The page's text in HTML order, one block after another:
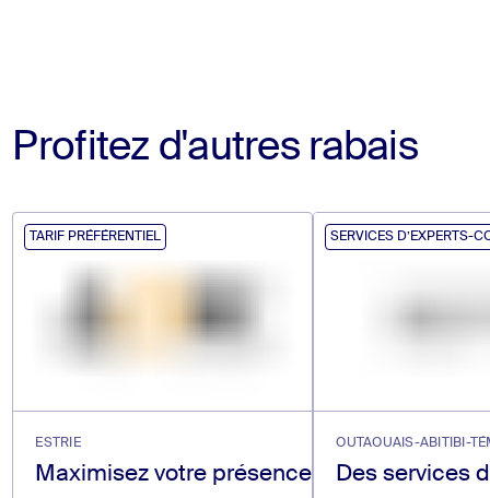
Profitez d'autres rabais
TARIF PRÉFÉRENTIEL
ESTRIE
Maximisez votre présence sur le Web
SERVICES D’EXPERTS-
OUTAOUAIS-ABITIBI-
Des services